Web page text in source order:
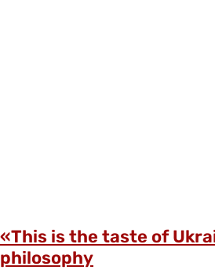
«This is the taste of
philosophy